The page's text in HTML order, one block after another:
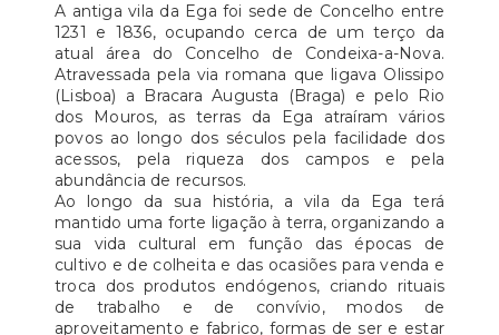
A antiga vila da Ega foi sede de Concelho entre
1231 e 1836, ocupando cerca de um terço da
atual área do Concelho de Condeixa-a-Nova.
Atravessada pela via romana que ligava Olissipo
(Lisboa) a Bracara Augusta (Braga) e pelo Rio
dos Mouros, as terras da Ega atraíram vários
povos ao longo dos séculos pela facilidade dos
acessos, pela riqueza dos campos e pela
abundância de recursos.
Ao longo da sua história, a vila da Ega terá
mantido uma forte ligação à terra, organizando a
sua vida cultural em função das épocas de
cultivo e de colheita e das ocasiões para venda e
troca dos produtos endógenos, criando rituais
de trabalho e de convívio, modos de
aproveitamento e fabrico, formas de ser e estar